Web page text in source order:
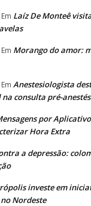
Em Laíz De Monteê
Em Morango do amor:
Em Anestesiologista
consulta pré-
por
Hora Extra
a depressão:
investe em
Nordeste